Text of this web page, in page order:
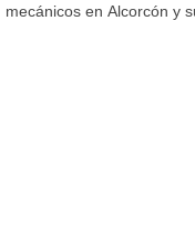
mecánicos en Alcorcón y